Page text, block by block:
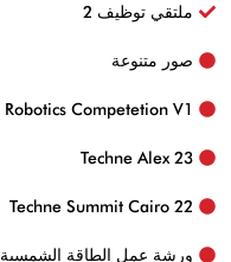
ملتقي توظيف 2
صور متنوعة
Robotics Competetion V1
Techne Alex 23
Techne Summit Cairo 22
ورشة عمل الطاقة الشمسية